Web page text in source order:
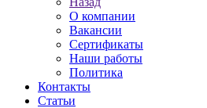
О компании
Вакансии
Сертификаты
Наши работы
Политика
Контакты
Статьи